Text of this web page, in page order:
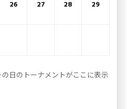
26 27 28 29
日のトーナメントがここに表示